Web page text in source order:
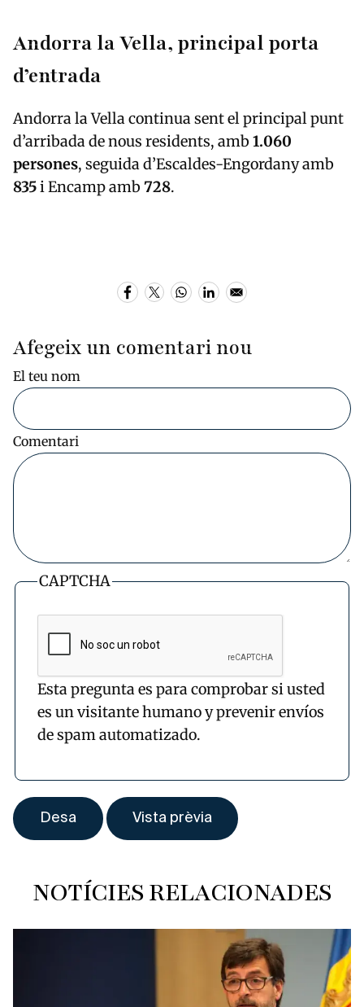
Andorra la Vella, principal porta
d’entrada
Andorra la Vella continua sent el principal punt
d’arribada de nous residents, amb 1.060
persones, seguida d’Escaldes-Engordanyamb
835i Encampamb 728.
Afegeix un comentari nou
El teu nom
Comentari
CAPTCHA
Esta pregunta es para comprobar si usted
es un visitante humano y prevenir envíos
de spam automatizado.
NOTÍCIES RELACIONADES